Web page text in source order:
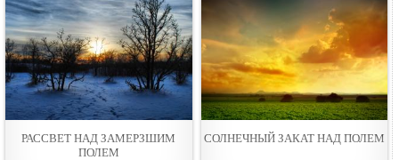
РАССВЕТ НАД ЗАМЕРЗШИМ
ПОЛЕМ
СОЛНЕЧНЫЙ ЗАКАТ НАД ПОЛЕМ